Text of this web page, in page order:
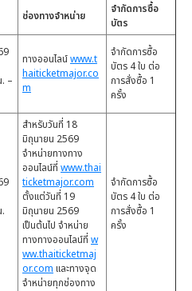
ช่องทางจำหน่าย
จำกัดการซื้อ
บัตร
–
ทางออนไลน์www.t
haiticketmajor.co
m
จำกัดการซื้อ
บัตร 4 ใบ ต่อ
การสั่งซื้อ 1
ครั้ง
สำหรับวันที่ 18
มิถุนายน 2569
จำหน่ายทางทาง
ออนไลน์ที่ www.thai
ticketmajor.com
ตั้งแต่วันที่ 19
มิถุนายน 2569
เป็นต้นไป จำหน่าย
ทางทางออนไลน์ที่ w
ww.thaiticketmaj
or.com และทางจุด
จำหน่ายทุกช่องทาง
จำกัดการซื้อ
บัตร 4 ใบ ต่อ
การสั่งซื้อ 1
ครั้ง